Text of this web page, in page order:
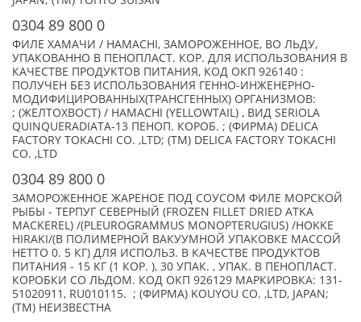
0304 89 800 0
ФИЛЕ ХАМАЧИ / HAMACHI, ЗАМОРОЖЕННОЕ, ВО ЛЬДУ,
УПАКОВАННО В ПЕНОПЛАСТ. КОР. ДЛЯ ИСПОЛЬЗОВАНИЯ В
КАЧЕСТВЕ ПРОДУКТОВ ПИТАНИЯ, КОД ОКП 926140 :
ПОЛУЧЕН БЕЗ ИСПОЛЬЗОВАНИЯ ГЕННО-ИНЖЕНЕРНО-
МОДИФИЦИРОВАННЫХ(ТРАНСГЕННЫХ) ОРГАНИЗМОВ:
; (ЖЕЛТОХВОСТ) / HAMACHI (YELLOWTAIL) , ВИД SERIOLA
QUINQUERADIATA-13 ПЕНОП. КОРОБ. ; (ФИРМА) DELICA
FACTORY TOKACHI CO. ,LTD; (TM) DELICA FACTORY TOKACHI
CO. ,LTD
0304 89 800 0
ЗАМОРОЖЕННОЕ ЖАРЕНОЕ ПОД СОУСОМ ФИЛЕ МОРСКОЙ
РЫБЫ - ТЕРПУГ СЕВЕРНЫЙ (FROZEN FILLET DRIED ATKA
MACKEREL) /(PLEUROGRAMMUS MONOPTERUGIUS) /HOKKE
HIRAKI/(В ПОЛИМЕРНОЙ ВАКУУМНОЙ УПАКОВКЕ МАССОЙ
НЕТТО 0. 5 КГ) ДЛЯ ИСПОЛЬЗ. В КАЧЕСТВЕ ПРОДУКТОВ
ПИТАНИЯ - 15 КГ (1 КОР. ), 30 УПАК. , УПАК. В ПЕНОПЛАСТ.
КОРОБКИ СО ЛЬДОМ. КОД ОКП 926129 МАРКИРОВКА: 131-
51020911, RU010115. ; (ФИРМА) KOUYOU CO. ,LTD, JAPAN;
(TM) НЕИЗВЕСТНА